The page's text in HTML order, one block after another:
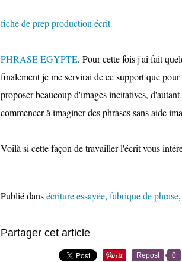
fiche de prep production écrit
PHRASE EGYPTE. Pour cette fois j'ai fait
finalement je me servirai de ce support que
proposer beaucoup d'images incitatives,
commencer à imaginer des phrases sans aide
Voilà si cette façon de travailler l'écrit vous
Publié dansécriture essayée, fabrique de phrase,
Partager cet article
Repost 0